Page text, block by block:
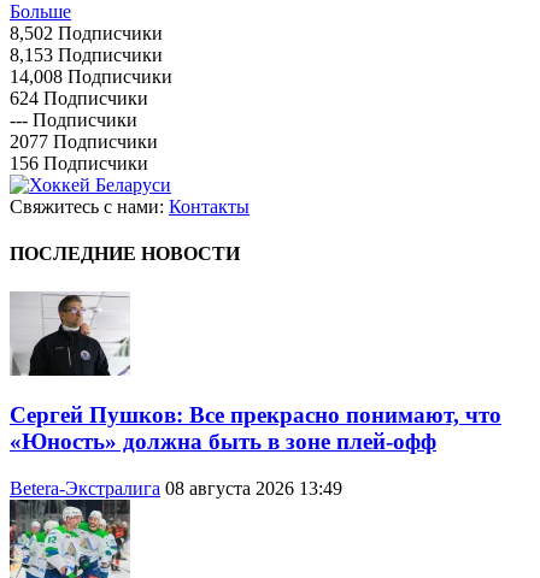
Больше
8,502 Подписчики
8,153 Подписчики
14,008 Подписчики
624 Подписчики
--- Подписчики
2077 Подписчики
156 Подписчики
Свяжитесь с нами: Контакты
ПОСЛЕДНИЕ НОВОСТИ
Сергей Пушков: Все прекрасно понимают, что
«Юность» должна быть в зоне плей-офф
Betera-Экстралига 08 августа 2026 13:49